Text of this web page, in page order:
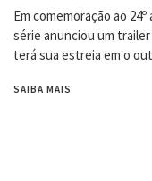
Em comemoração ao
série anunciou um
terá sua estreia em o
SAIBA MAIS